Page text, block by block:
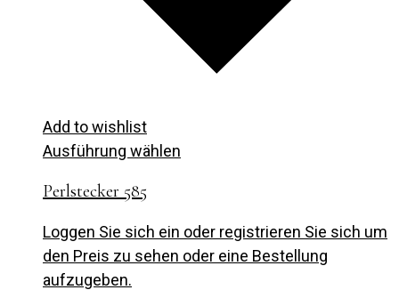
Add to wishlist
Ausführung wählen
Perlstecker 585
Loggen Sie sich ein oder registrieren Sie sich um
den Preis zu sehen oder eine Bestellung
aufzugeben.